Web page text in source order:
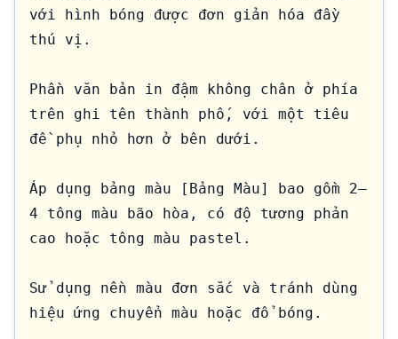
với hình bóng được đơn giản hóa đầy
thú vị.
Phần văn bản in đậm không chân ở phía
trên ghi tên thành phố, với một tiêu
đề phụ nhỏ hơn ở bên dưới.
Áp dụng bảng màu [Bảng Màu] bao gồm 2–
4 tông màu bão hòa, có độ tương phản
cao hoặc tông màu pastel.
Sử dụng nền màu đơn sắc và tránh dùng
hiệu ứng chuyển màu hoặc đổ bóng.